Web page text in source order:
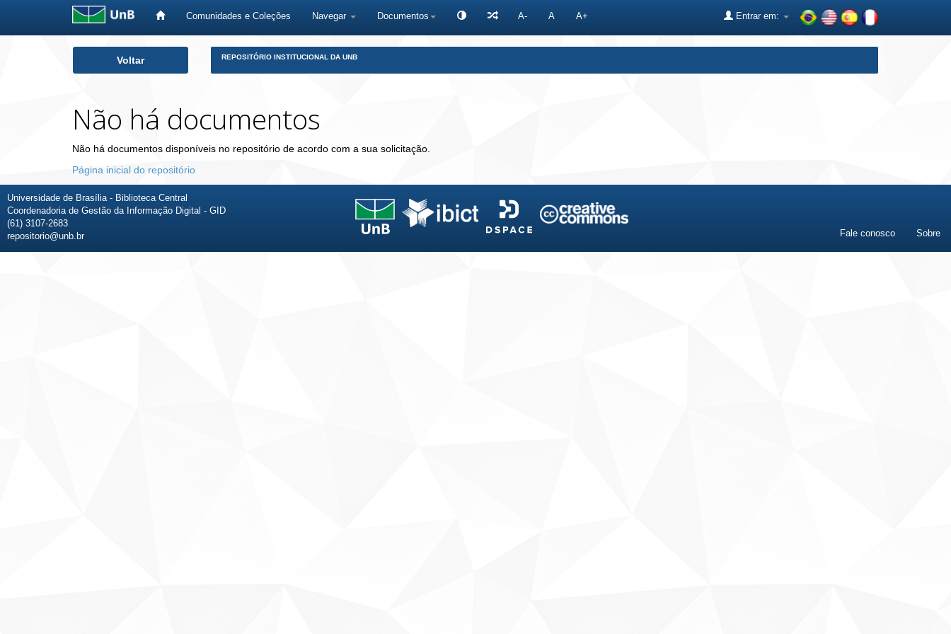
Comunidades e Coleções Navegar Documentos A- A A+ Entrar em:
Voltar REPOSITÓRIO INSTITUCIONAL DA UNB
Não há documentos
Não há documentos disponíveis no repositório de acordo com a sua solicitação.
Página inicial do repositório
Universidade de Brasília - Biblioteca Central
Coordenadoria de Gestão da Informação Digital - GID
(61) 3107-2683
repositorio@unb.br
Fale conosco Sobre